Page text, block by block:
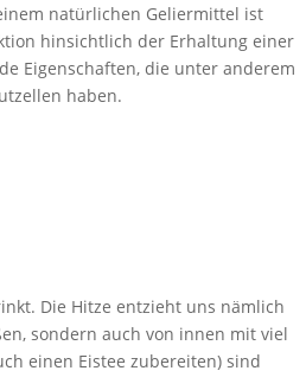
natürlichen Geliermittel ist
hinsichtlich der Erhaltung einer
Eigenschaften, die unter anderem
haben.
Die Hitze entzieht uns nämlich
sondern auch von innen mit viel
einen Eistee zubereiten) sind